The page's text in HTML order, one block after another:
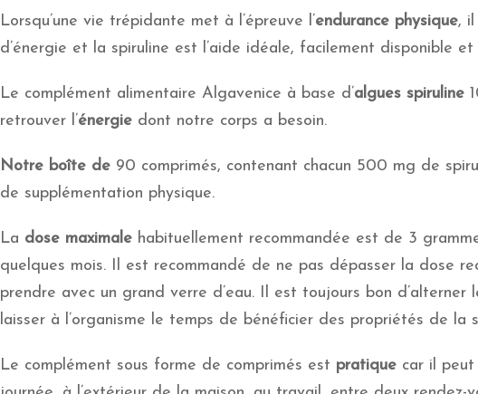
Lorsqu’une vie trépidante met à l’épreuve l’endurance physique,
d’énergie et la spiruline est l’aide idéale, facilement disponible
Le complément alimentaire Algavenice à base d’algues spiruline
retrouver l’énergie dont notre corps a besoin.
Notre boîte de 90 comprimés, contenant chacun 500 mg de
de supplémentation physique.
La dose maximale habituellement recommandée est de 3
quelques mois. Il est recommandé de ne pas dépasser la dose
prendre avec un grand verre d’eau. Il est toujours bon
laisser à l’organisme le temps de bénéficier des propriétés de la
Le complément sous forme de comprimés est pratique car il